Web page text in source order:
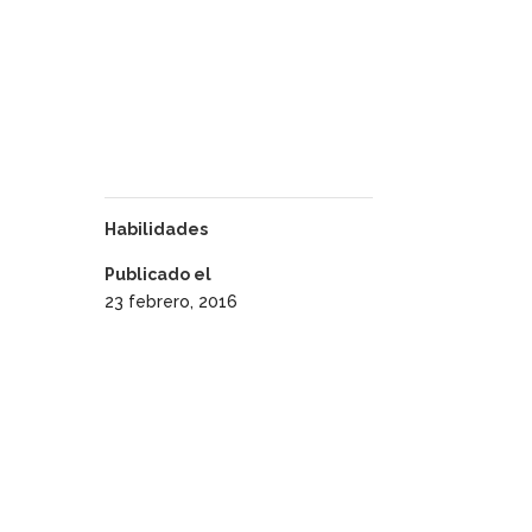
Habilidades
Publicado el
23 febrero, 2016